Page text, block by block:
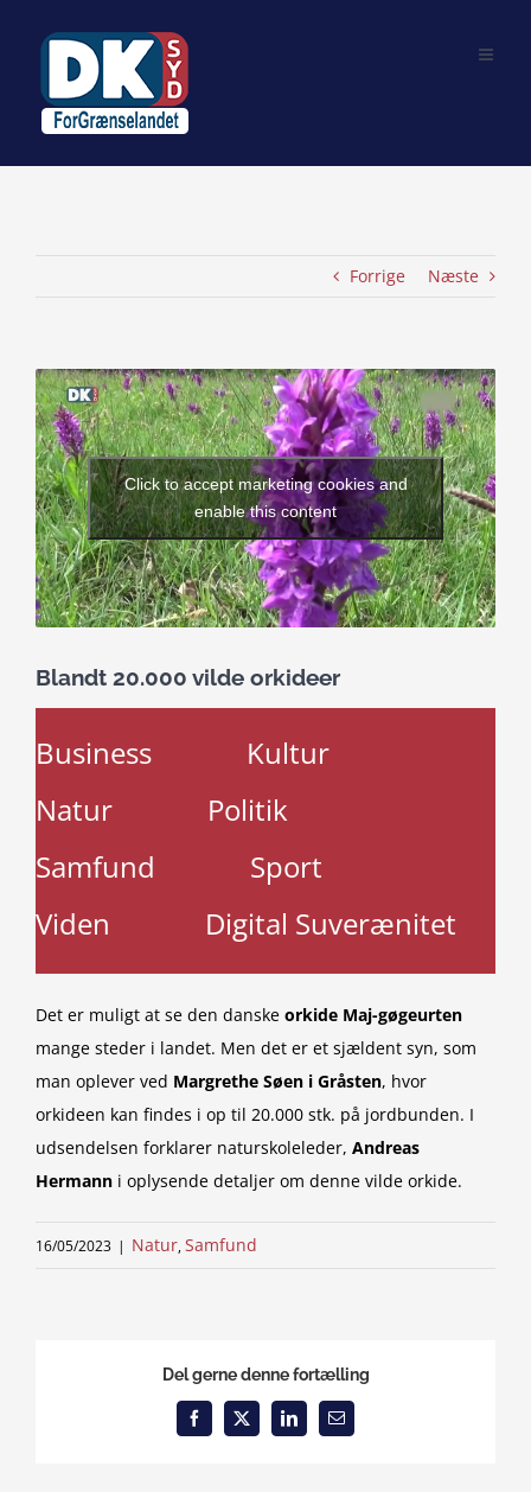
Forrige Næste
View
Larger
Image
Click to accept marketing cookies and
enable this content
Blandt 20.000 vilde orkideer
Business
Kultur
Natur
Politik
Samfund
Sport
Viden
Digital Suverænitet
Det er muligt at se den danske orkide Maj-gøgeurten
mange steder i landet. Men det er et sjældent syn, som
man oplever ved Margrethe Søen i Gråsten, hvor
orkideen kan findes i op til 20.000 stk. på jordbunden. I
udsendelsen forklarer naturskoleleder, Andreas
Hermann i oplysende detaljer om denne vilde orkide.
16/05/2023 | Natur,Samfund
Del gerne denne fortælling
Facebook
X LinkedInEmail